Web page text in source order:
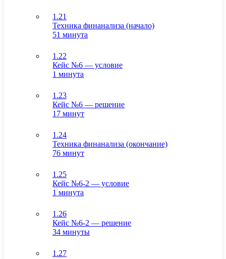
1.21
Техника финанализа (начало)
51 минута
1.22
Кейс №6 — условие
1 минута
1.23
Кейс №6 — решение
17 минут
1.24
Техника финанализа (окончание)
76 минут
1.25
Кейс №6-2 — условие
1 минута
1.26
Кейс №6-2 — решение
34 минуты
1.27